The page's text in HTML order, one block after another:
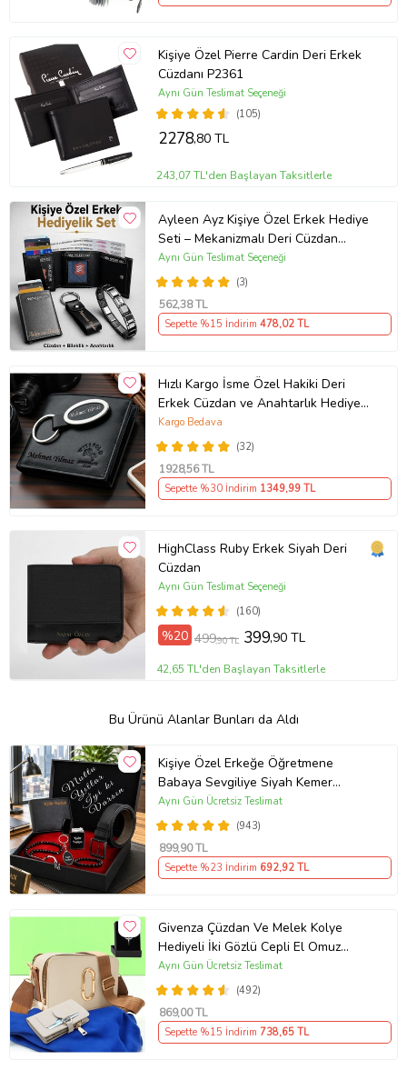
Kişiye Özel Pierre Cardin Deri Erkek
Cüzdanı P2361
(105)
Aynı Gün Teslimat Seçeneği
2278,80 TL
243,07 TL'den Başlayan Taksitlerle
Ayleen Ayz Kişiye Özel Erkek Hediye
Seti – Mekanizmalı Deri Cüzdan
Kartlık, Çelik Bileklik ve Anahtarlık
(Siyah)
(3)
Aynı Gün Teslimat Seçeneği
562,38 TL
Sepette %15 İndirim 478,02 TL
Hızlı Kargo İsme Özel Hakiki Deri
Erkek Cüzdan ve Anahtarlık Hediye
Seti, Sevgiliye, Eşe, Babaya,
Arkadaşa Kişiye Özel Hediye
(32)
Kargo Bedava
1928,56 TL
Sepette %30 İndirim 1349,99 TL
HighClass Ruby Erkek Siyah Deri
Cüzdan
(160)
Aynı Gün Teslimat Seçeneği
%20 499,90 TL 399,90 TL
42,65 TL'den Başlayan Taksitlerle
Bu Ürünü Alanlar Bunları da Aldı
Kişiye Özel Erkeğe Öğretmene
Babaya Sevgiliye Siyah Kemer
Cüzdan Çakmak Seti Hediye Seti
(943)
Aynı Gün Ücretsiz Teslimat
899,90 TL
Sepette %23 İndirim 692,92 TL
Givenza Çüzdan Ve Melek Kolye
Hediyeli İki Gözlü Cepli El Omuz
Çanta (Krem)
(492)
Aynı Gün Ücretsiz Teslimat
869,00 TL
Sepette %15 İndirim 738,65 TL